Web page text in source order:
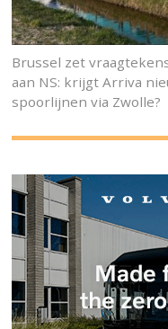
Brussel zet
aan NS: krijgt Arriva
spoorlijnen via Zwolle?